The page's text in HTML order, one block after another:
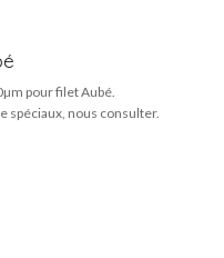
pour filet Aubé.
spéciaux, nous consulter.